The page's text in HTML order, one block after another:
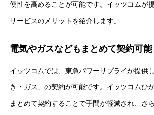
便性を高めることが可能です。イッツコムが
サービスのメリットを紹介します。
電気やガスなどもまとめて契約可能
イッツコムでは、東急パワーサプライが提供
き・ガス」の契約が可能です。イッツコムひ
まとめて契約することで手間が軽減され、さ